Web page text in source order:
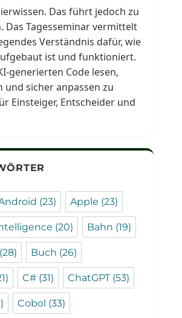
Das führt jedoch zu
Das Tagesseminar vermittelt
Verständnis dafür, wie
ist und funktioniert.
generierten Code lesen,
und sicher anpassen zu
Einsteiger, Entscheider und
(23) Apple (23)
(20) Bahn (19)
(28) Buch (26)
C# (31) ChatGPT(53)
Cobol (33)